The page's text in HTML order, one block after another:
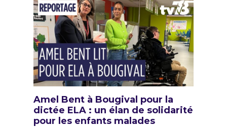
Amel Bent à Bougival pour la
dictée ELA : un élan de solidarité
pour les enfants malades